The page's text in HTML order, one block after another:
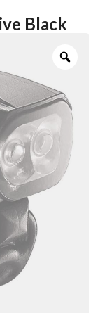
Black